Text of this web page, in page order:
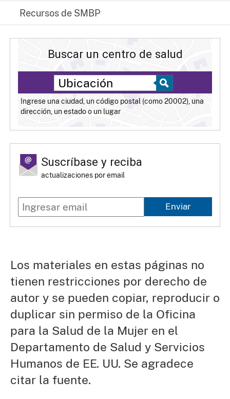
Recursos de SMBP
Buscar un centro de salud
Ingrese una ciudad, un código postal (como 20002), una
dirección, un estado o un lugar
Suscríbase y reciba
actualizaciones por email
Enviar
Los materiales en estas páginas no
tienen restricciones por derecho de
autor y se pueden copiar, reproducir o
duplicar sin permiso de la Oficina
para la Salud de la Mujer en el
Departamento de Salud y Servicios
Humanos de EE. UU. Se agradece
citar la fuente.